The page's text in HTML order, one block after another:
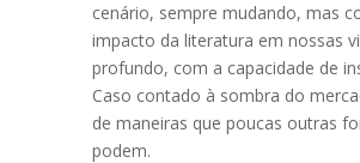
cenário, sempre mudando, mas
impacto da literatura em nossas
profundo, com a capacidade de
Caso contado à sombra do
de maneiras que poucas outras
podem.